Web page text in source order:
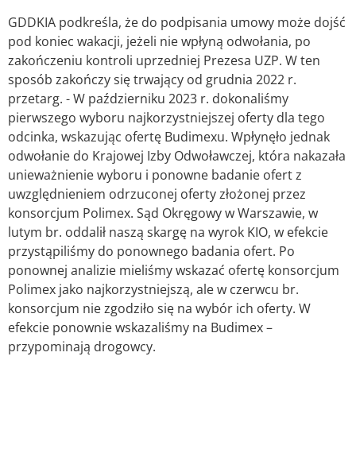
GDDKIA podkreśla, że do podpisania umowy może dojść
pod koniec wakacji, jeżeli nie wpłyną odwołania, po
zakończeniu kontroli uprzedniej Prezesa UZP. W ten
sposób zakończy się trwający od grudnia 2022 r.
przetarg. - W październiku 2023 r. dokonaliśmy
pierwszego wyboru najkorzystniejszej oferty dla tego
odcinka, wskazując ofertę Budimexu. Wpłynęło jednak
odwołanie do Krajowej Izby Odwoławczej, która nakazała
unieważnienie wyboru i ponowne badanie ofert z
uwzględnieniem odrzuconej oferty złożonej przez
konsorcjum Polimex. Sąd Okręgowy w Warszawie, w
lutym br. oddalił naszą skargę na wyrok KIO, w efekcie
przystąpiliśmy do ponownego badania ofert. Po
ponownej analizie mieliśmy wskazać ofertę konsorcjum
Polimex jako najkorzystniejszą, ale w czerwcu br.
konsorcjum nie zgodziło się na wybór ich oferty. W
efekcie ponownie wskazaliśmy na Budimex –
przypominają drogowcy.